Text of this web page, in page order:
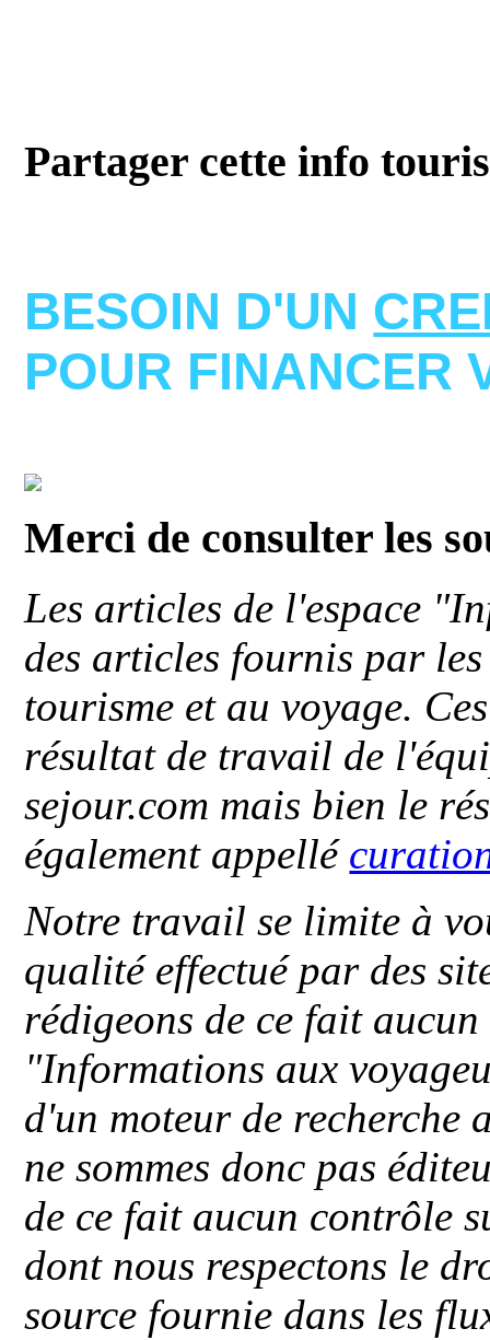
Partager cette info
BESOIN D'UN
POUR FINANCER
Merci de consulter les
Les articles de l'espace
des articles fournis par
tourisme et au voyage.
résultat de travail de
sejour.com mais bien le
également appellé
Notre travail se limite à
qualité effectué par des
rédigeons de ce fait
"Informations aux
d'un moteur de recherche
ne sommes donc pas
de ce fait aucun contrôle
dont nous respectons le
source fournie dans les